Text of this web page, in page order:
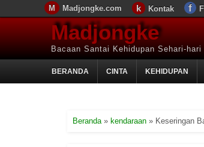
Madjongke.com Kontak
Madjongke
Bacaan Santai Kehidupan Sehari-hari
BERANDA CINTA KEHIDUPAN
Beranda» kendaraan » Keseringan